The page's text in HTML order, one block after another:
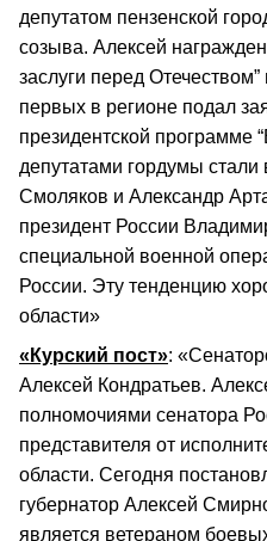
депутатом пензенской
созыва. Алексей
заслуги перед
первых в регионе подал
президентской программе
депутатами гордумы
Смоляков и Александр
президент России
специальной военной
России. Эту тенденцию
области»
«Курский пост»:
Алексей Кондратьев.
полномочиями сенатора
представителя от
области. Сегодня
губернатор Алексей
является ветераном